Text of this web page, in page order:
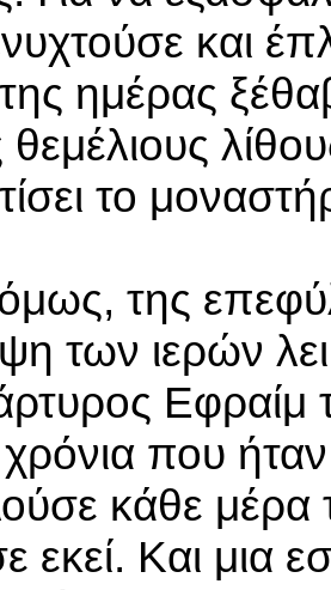
και
ημέρας
θεμέλιους
το
της
των ιερών
που
κάθε μέρα
εκεί. Και μια